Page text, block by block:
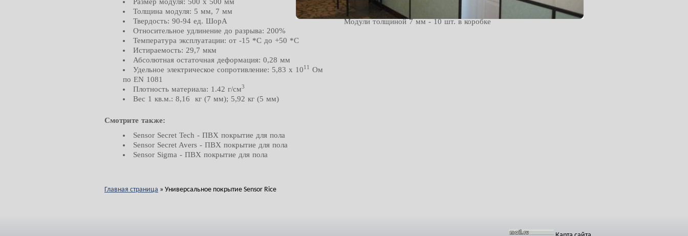
Толщина модуля: 5 мм, 7 мм
Твердость: 90-94 ед. ШорА
Относительное удлинение до разрыва: 200%
Температура эксплуатации: от -15 *С до +50 *С
Истираемость: 29,7 мкм
Абсолютная остаточная деформация: 0,28 мм
Удельное электрическое сопротивление: 5,83 х 1011
Ом
по EN 1081
Плотность материала: 1.42 г/см3
Вес 1 кв.м.: 8,16 кг (7 мм); 5,92 кг (5 мм)
Смотрите также:
Sensor Secret Tech - ПВХ покрытие для пола
Sensor Secret Avers - ПВХ покрытие для пола
Sensor Sigma - ПВХ покрытие для пола
Модули толщиной 5 мм - 14 шт. в коробке
Модули толщиной 7 мм - 10 шт. в коробке
Главная страница » Универсальное покрытие Sensor Rice